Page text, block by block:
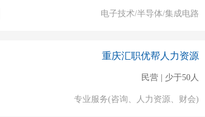
电子技术/半导体/集成电路
重庆汇职优帮人力资源
民营 | 少于50人
专业服务(咨询、人力资源、财会)